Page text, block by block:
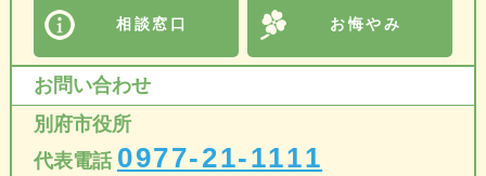
相談窓口 お悔やみ
お問い合わせ
別府市役所
代表電話 0977-21-1111